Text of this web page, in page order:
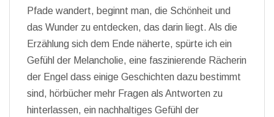
Pfade wandert, beginnt man, die Schönheit und
das Wunder zu entdecken, das darin liegt. Als die
Erzählung sich dem Ende näherte, spürte ich ein
Gefühl der Melancholie, eine faszinierende Rächerin
der Engel dass einige Geschichten dazu bestimmt
sind, hörbücher mehr Fragen als Antworten zu
hinterlassen, ein nachhaltiges Gefühl der